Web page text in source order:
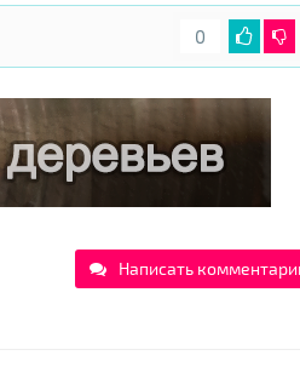
0
Написать